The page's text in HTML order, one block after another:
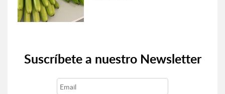
Suscríbete a nuestro Newsletter